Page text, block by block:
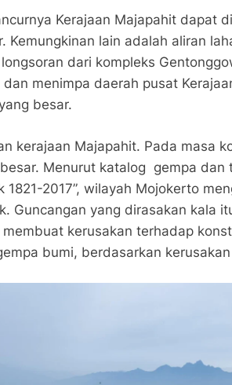
Kerajaan Majapahit dapat
lain adalah aliran
dari kompleks
menimpa daerah pusat
besar.
kerajaan Majapahit. Pada masa
Menurut katalog gempa
2017”, wilayah Mojokerto
Guncangan yang dirasakan kala
kerusakan terhadap
bumi, berdasarkan